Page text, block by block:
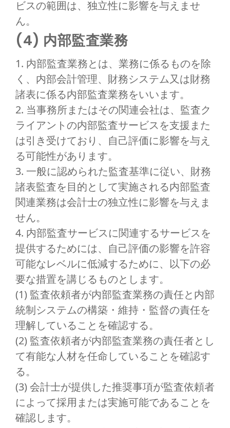
ビスの範囲は、独立性に影響を与えませ
ん。
(4) 内部監査業務
1. 内部監査業務とは、業務に係るものを除
く、内部会計管理、財務システム又は財務
諸表に係る内部監査業務をいいます。
2. 当事務所またはその関連会社は、監査ク
ライアントの内部監査サービスを支援また
は引き受けており、自己評価に影響を与え
る可能性があります。
3. 一般に認められた監査基準に従い、財務
諸表監査を目的として実施される内部監査
関連業務は会計士の独立性に影響を与えま
せん。
4. 内部監査サービスに関連するサービスを
提供するためには、自己評価の影響を許容
可能なレベルに低減するために、以下の必
要な措置を講じるものとします。
(1) 監査依頼者が内部監査業務の責任と内部
統制システムの構築・維持・監督の責任を
理解していることを確認する。
(2) 監査依頼者が内部監査業務の責任者とし
て有能な人材を任命していることを確認す
る。
(3) 会計士が提供した推奨事項が監査依頼者
によって採用または実施可能であることを
確認します。